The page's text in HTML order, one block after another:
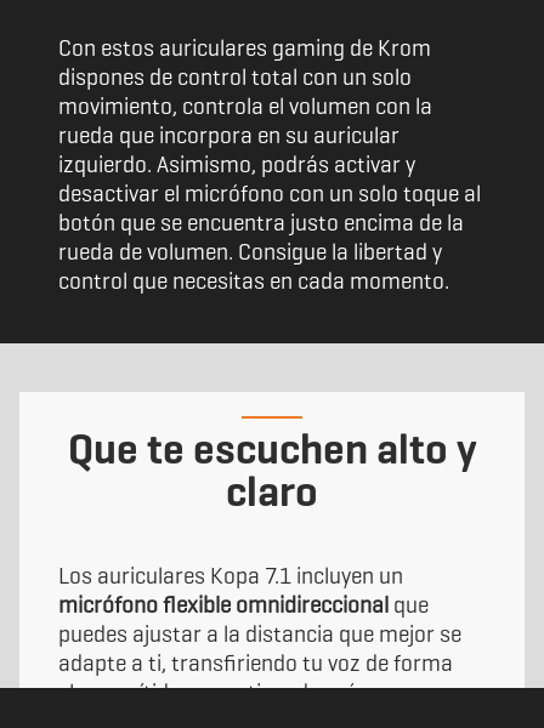
Con estos auriculares gaming de Krom
dispones de control total con un solo
movimiento, controla el volumen con la
rueda que incorpora en su auricular
izquierdo. Asimismo, podrás activar y
desactivar el micrófono con un solo toque al
botón que se encuentra justo encima de la
rueda de volumen. Consigue la libertad y
control que necesitas en cada momento.
Que te escuchen alto y
claro
Los auriculares Kopa 7.1 incluyen un
micrófono flexible omnidireccional que
puedes ajustar a la distancia que mejor se
adapte a ti, transfiriendo tu voz de forma
clara y nítida, garantizando así una